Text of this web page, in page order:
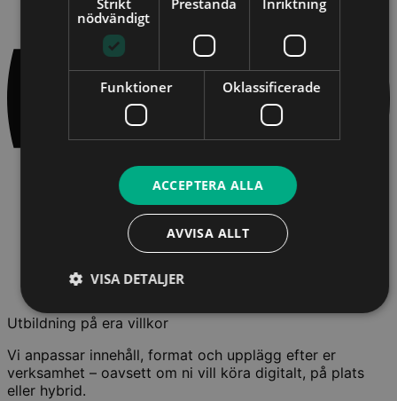
Utbildning på era villkor
Vi anpassar innehåll, format och upplägg efter er
verksamhet – oavsett om ni vill köra digitalt, på plats
eller hybrid.
Strikt
nödvändigt
Prestanda Inriktning
Funktioner Oklassificerade
ACCEPTERA ALLA
AVVISA ALLT
VISA DETALJER